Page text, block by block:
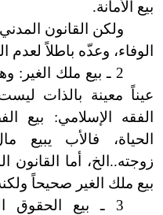
بيع الأمانة.
ولكن القانون
الوفاء، وعده باطلاً لعدم
2 ـ بيع ملك الغير: وهو أن يبيع الشخص شخصاً آخر
عيناً معينة بالذات
الفقه الإسلامي: بيع
الحياة، فالأب يبيع
زوجته..الخ، أما
بيع ملك الغير صحيحاً
3 ـ بيع الحقوق